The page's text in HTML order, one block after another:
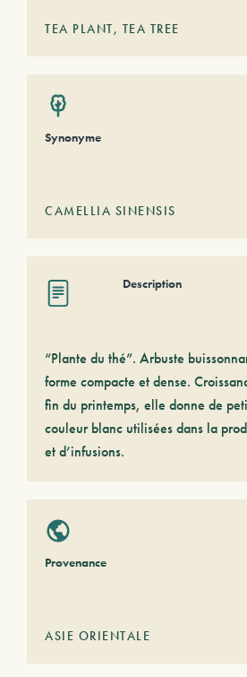
TEA PLANT, TEA TREE
Synonyme
CAMELLIA SINENSIS
Description
“Plante du thé”. Arbuste
forme compacte et dense.
fin du printemps, elle donne de
couleur blanc utilisées dans la
et d’infusions.
Provenance
ASIE ORIENTALE